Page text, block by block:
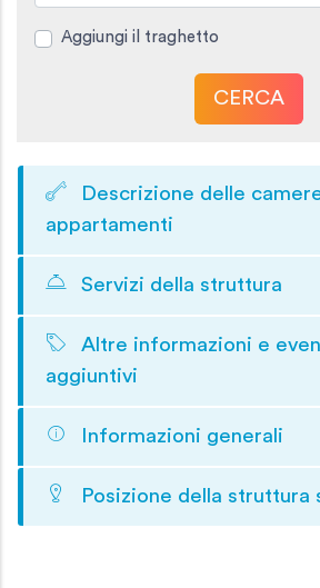
Aggiungi il traghetto
CERCA
Descrizione delle
appartamenti
Servizi della struttura
Altre informazioni e
aggiuntivi
Informazioni generali
Posizione della struttura